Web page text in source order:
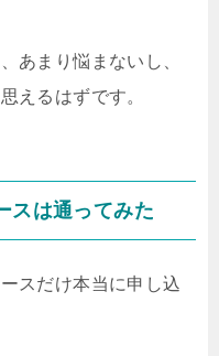
あまり悩まないし、
えるはずです。
は通ってみた
スだけ本当に申し込